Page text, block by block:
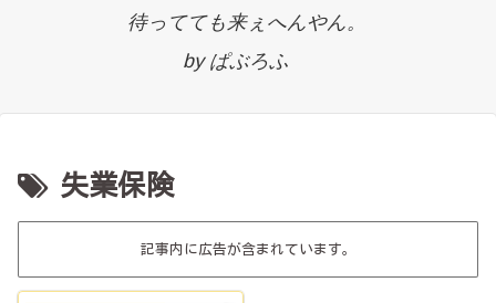
待ってても来ぇへんやん。
by ぱぶろふ
失業保険
記事内に広告が含まれています。